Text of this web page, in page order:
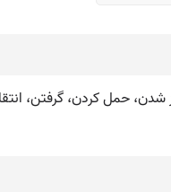
شدن، حمل کردن، گرفتن،